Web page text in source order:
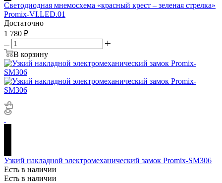
Светодиодная мнемосхема «красный крест – зеленая стрелка»
Promix-VI.LED.01
Достаточно
1 780 ₽
В корзину
Узкий накладной электромеханический замок Promix-SM306
Есть в наличии
Есть в наличии